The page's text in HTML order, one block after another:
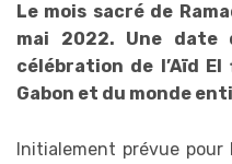
Le mois sacré de
mai 2022. Une date
célébration de l’Aïd
Gabon et du monde
Initialement prévue pour